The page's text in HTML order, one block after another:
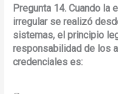
Pregunta 14. Cuando la
irregular se realizó
sistemas, el principio
responsabilidad de los
credenciales es: